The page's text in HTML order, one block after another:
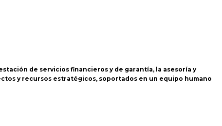
de servicios financieros y de garantía, la asesoría y
y recursos estratégicos, soportados en un equipo humano